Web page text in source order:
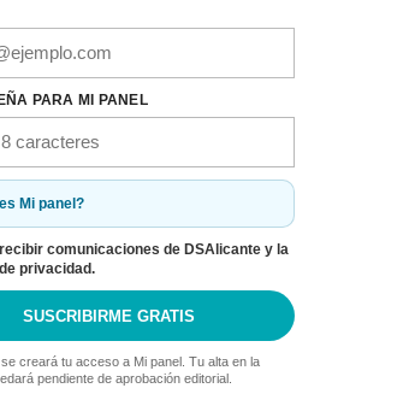
PARA MI PANEL
Mi panel?
comunicaciones de DSAlicante y la
privacidad.
SUSCRIBIRME GRATIS
creará tu acceso a Mi panel. Tu alta en la
pendiente de aprobación editorial.